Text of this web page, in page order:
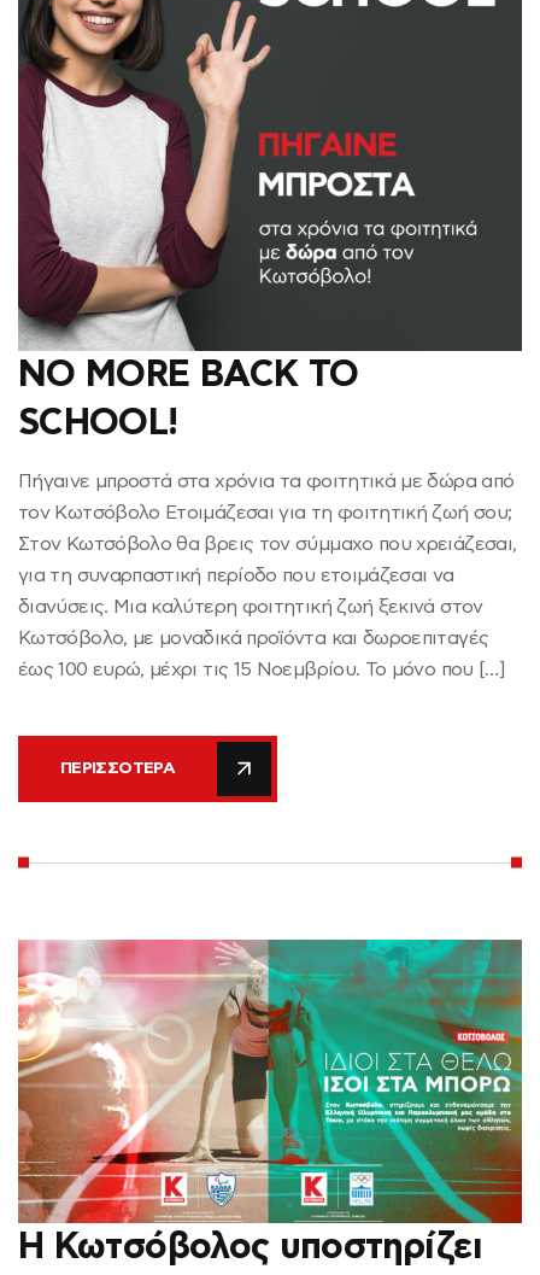
NO MORE BACK TO
SCHOOL!
Πήγαινε μπροστά στα χρόνια τα φοιτητικά με δώρα από
τον Κωτσόβολο Ετοιμάζεσαι για τη φοιτητική ζωή σου;
Στον Κωτσόβολο θα βρεις τον σύμμαχο που χρειάζεσαι,
για τη συναρπαστική περίοδο που ετοιμάζεσαι να
διανύσεις. Μια καλύτερη φοιτητική ζωή ξεκινά στον
Κωτσόβολο, με μοναδικά προϊόντα και δωροεπιταγές
έως 100 ευρώ, μέχρι τις 15 Νοεμβρίου. Το μόνο που […]
ΠΕΡΙΣΣΌΤΕΡΑ
Η Κωτσόβολος υποστηρίζει